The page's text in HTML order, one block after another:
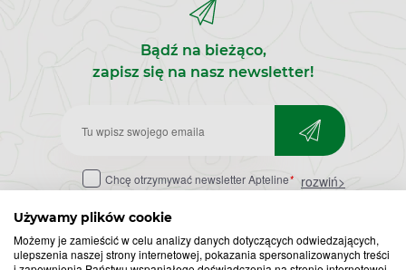
Używamy plików cookie
Możemy je zamieścić w celu analizy danych dotyczących odwiedzających,
ulepszenia naszej strony internetowej, pokazania spersonalizowanych treści
Bądź na bieżąco,
zapisz się na nasz newsletter!
Zapisz
do
newslettera
Chcę otrzymywać newsletter Apteline* rozwiń>